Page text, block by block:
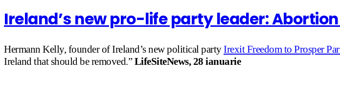
Ireland’s new pro-life party leader: Abortion
Hermann Kelly, founder of Ireland’s new political partyIrexit Freedom to Prosper
Ireland that should be removed.”LifeSiteNews, 28 ianuarie